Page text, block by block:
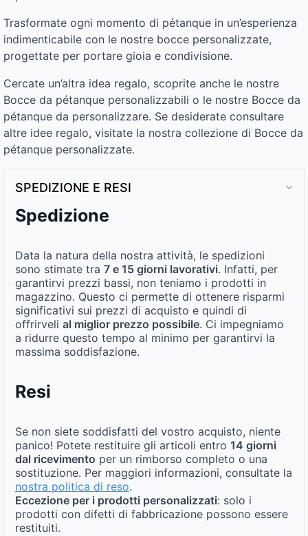
Trasformate ogni momento di pétanque in un’esperienza
indimenticabile con le nostre bocce personalizzate,
progettate per portare gioia e condivisione.
Cercate un’altra idea regalo, scoprite anche le nostre
Bocce da pétanque personalizzabili o le nostre Bocce da
pétanque da personalizzare. Se desiderate consultare
altre idee regalo, visitate la nostra collezione di Bocce da
pétanque personalizzate.
SPEDIZIONE E RESI
Spedizione
Data la natura della nostra attività, le spedizioni
sono stimate tra 7 e 15 giorni lavorativi. Infatti, per
garantirvi prezzi bassi, non teniamo i prodotti in
magazzino. Questo ci permette di ottenere risparmi
significativi sui prezzi di acquisto e quindi di
offrirveli al miglior prezzo possibile. Ci impegniamo
a ridurre questo tempo al minimo per garantirvi la
massima soddisfazione.
Resi
Se non siete soddisfatti del vostro acquisto, niente
panico! Potete restituire gli articoli entro 14 giorni
dal ricevimento per un rimborso completo o una
sostituzione. Per maggiori informazioni, consultate la
nostra politica di reso.
Eccezione per i prodotti personalizzati: solo i
prodotti con difetti di fabbricazione possono essere
restituiti.